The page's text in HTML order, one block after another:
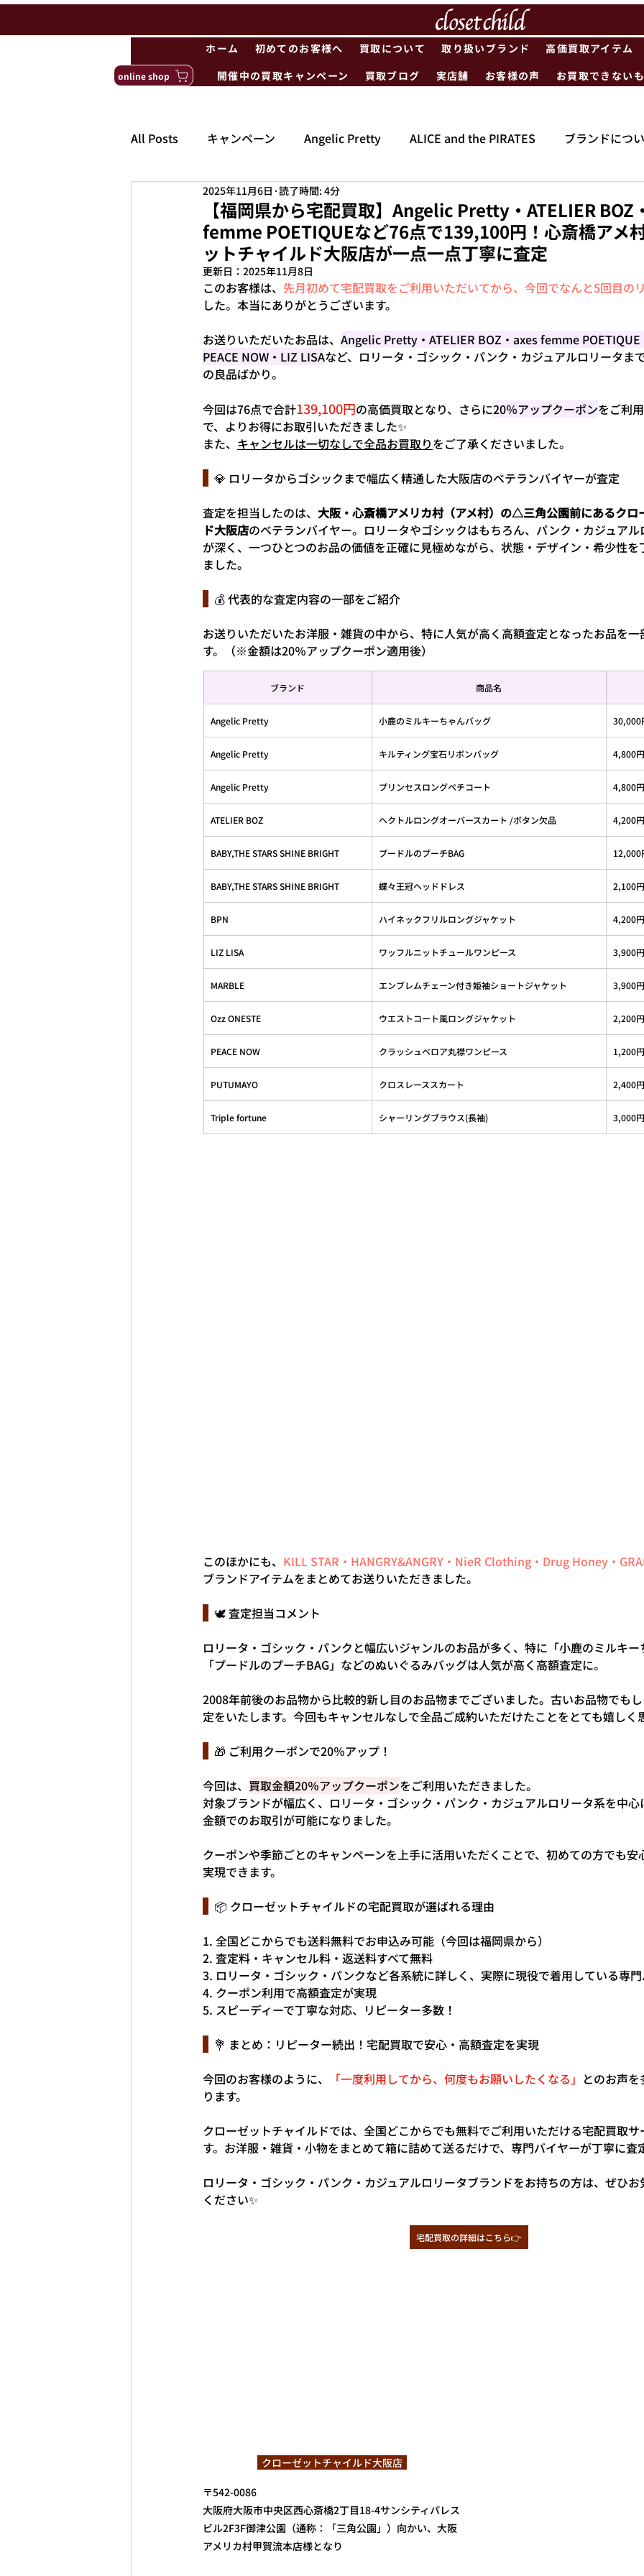
ホーム 初めてのお客様へ 買取について 取り扱いブランド 高価買取アイテム
開催中の買取キャンペーン
買取ブログ 実店舗 お客様の声 お買取できない
online shop
All Posts キャンペーン Angelic Pretty ALICE and the PIRATES ブランドにつ
【福岡県から宅配買取】Angelic Pretty・ATELIER BOZ
femme POETIQUEなど76点で139,100円！心斎橋アメ
ットチャイルド大阪店が一点一点丁寧に査定
2025年11月6日 読了時間: 4分
更新日： 2025年11月8日
このお客様は、 先月初めて宅配買取をご利用いただいてから、今回でなんと5回目の
した。本当にありがとうございます。
お送りいただいたお品は、 Angelic Pretty・ATELIER BOZ・axes femme POETIQUE
PEACE NOW・LIZ LISAなど、ロリータ・ゴシック・パンク・カジュアルロリータま
の良品ばかり。
今回は76点で合計139,100円の高価買取となり、さらに20％アップクーポンをご利
で、よりお得にお取引いただきました✨
また、 キャンセルは一切なしで全品お買取りをご了承くださいました。
  💎 ロリータからゴシックまで幅広く精通した大阪店のベテランバイヤーが査定
査定を担当したのは、 大阪・心斎橋アメリカ村（アメ村）の△三角公園前にあるクロ
ド大阪店のベテランバイヤー。ロリータやゴシックはもちろん、パンク・カジュア
が深く、一つひとつのお品の価値を正確に見極めながら、状態・デザイン・希少性を
ました。
💰 代表的な査定内容の一部をご紹介
お送りいただいたお洋服・雑貨の中から、特に人気が高く高額査定となったお品を一
す。（※金額は20％アップクーポン適用後）
ブランド 商品名
Angelic Pretty 小鹿のミルキーちゃんバッグ 30,000
Angelic Pretty キルティング宝石リボンバッグ 4,800円
Angelic Pretty プリンセスロングペチコート 4,800円
ATELIER BOZ ヘクトルロングオーバースカート /ボタン欠品 4,200円
BABY,THE STARS SHINE BRIGHT プードルのプーチBAG 12,000
BABY,THE STARS SHINE BRIGHT 蝶々王冠ヘッドドレス 2,100円
BPN ハイネックフリルロングジャケット 4,200円
LIZ LISA ワッフルニットチュールワンピース 3,900円
MARBLE エンブレムチェーン付き姫袖ショートジャケット 3,900円
Ozz ONESTE ウエストコート風ロングジャケット 2,200円
PEACE NOW クラッシュベロア丸襟ワンピース 1,200円
PUTUMAYO クロスレーススカート 2,400円
Triple fortune シャーリングブラウス(長袖) 3,000円
このほかにも、 KILL STAR・HANGRY&ANGRY・NieR Clothing・Drug Honey・
ブランドアイテムをまとめてお送りいただきました。
🕊️ 査定担当コメント
ロリータ・ゴシック・パンクと幅広いジャンルのお品が多く、特に「小鹿のミルキ
「プードルのプーチBAG」などのぬいぐるみバッグは人気が高く高額査定に。
2008年前後のお品物から比較的新し目のお品物までございました。古いお品物でも
定をいたします。今回もキャンセルなしで全品ご成約いただけたことをとても嬉しく
🎁 ご利用クーポンで20％アップ！
今回は、 買取金額20％アップクーポンをご利用いただきました。
対象ブランドが幅広く、ロリータ・ゴシック・パンク・カジュアルロリータ系を中
金額でのお取引が可能になりました。
クーポンや季節ごとのキャンペーンを上手に活用いただくことで、初めての方でも安
実現できます。
📦 クローゼットチャイルドの宅配買取が選ばれる理由
1. 全国どこからでも送料無料でお申込み可能（今回は福岡県から）
2. 査定料・キャンセル料・返送料すべて無料
3. ロリータ・ゴシック・パンクなど各系統に詳しく、実際に現役で着用している専
4. クーポン利用で高額査定が実現
5. スピーディーで丁寧な対応、リピーター多数！
💐 まとめ：リピーター続出！宅配買取で安心・高額査定を実現
今回のお客様のように、
「一度利用してから、何度もお願いしたくなる」 とのお声
ります。
クローゼットチャイルドでは、全国どこからでも無料でご利用いただける宅配買取
す。お洋服・雑貨・小物をまとめて箱に詰めて送るだけで、専門バイヤーが丁寧に査
ロリータ・ゴシック・パンク・カジュアルロリータブランドをお持ちの方は、ぜひ
ください✨
宅配買取の詳細はこちら👉
クローゼットチャイルド大阪店
〒542-0086
大阪府大阪市中央区西心斎橋2丁目18-4サンシティパレス
ビル2F3F御津公園（通称：「三角公園」）向かい、大阪
アメリカ村甲賀流本店様となり